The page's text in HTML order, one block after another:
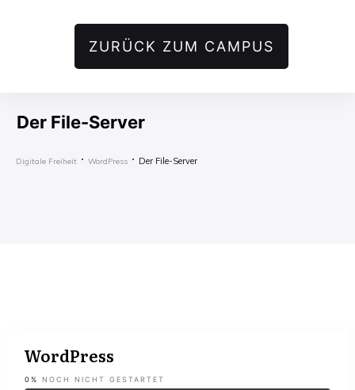
ZURÜCK ZUM CAMPUS
Der File-Server
Digitale Freiheit WordPress Der File-Server
WordPress
0% NOCH NICHT GESTARTET